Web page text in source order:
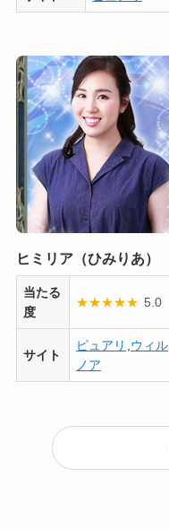
ヒミリア（ひみりあ）
当たる
度
★★★★★ 5.0
サイト
ピュアリ ,ウィル
ノア